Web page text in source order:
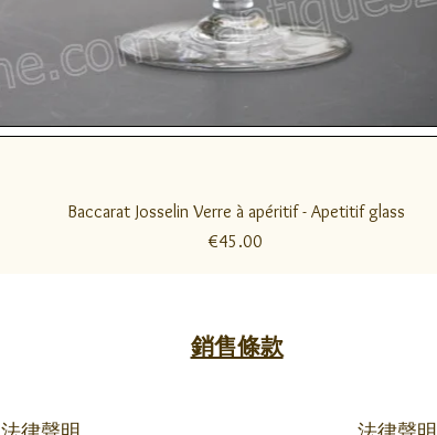
快速瀏覽
Baccarat Josselin Verre à apéritif - Apetitif glass
價格
€45.00
銷售條款